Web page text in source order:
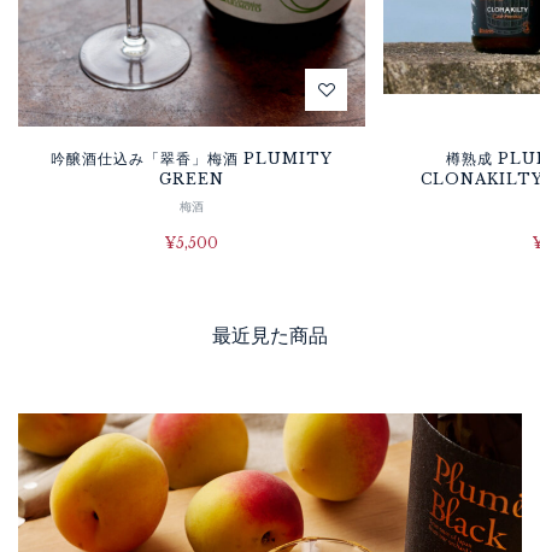
吟醸酒仕込み「翠香」梅酒 PLUMITY
GREEN
梅酒
¥5,500
樽熟成
最近見た商品